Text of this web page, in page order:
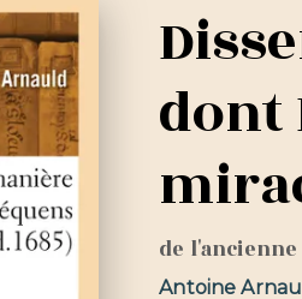
dont
de
Antoine